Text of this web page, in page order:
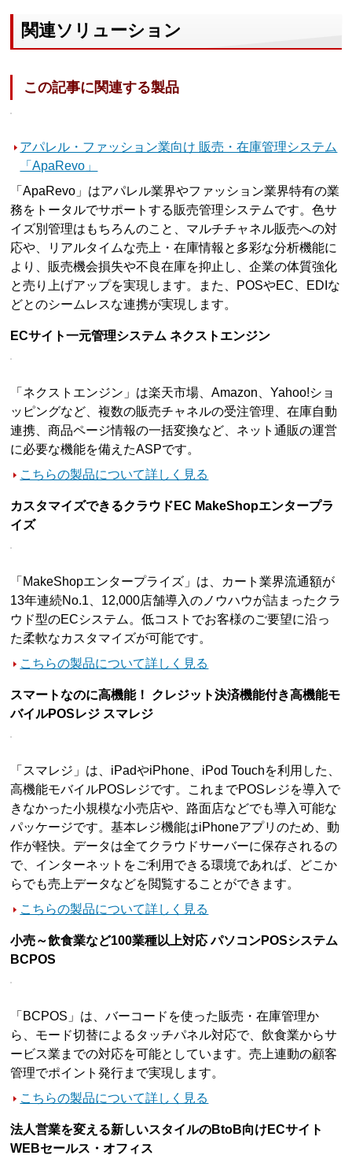
関連ソリューション
この記事に関連する製品
アパレル・ファッション業向け 販売・在庫管理システム
「ApaRevo」
「ApaRevo」はアパレル業界やファッション業界特有の業
務をトータルでサポートする販売管理システムです。色サ
イズ別管理はもちろんのこと、マルチチャネル販売への対
応や、リアルタイムな売上・在庫情報と多彩な分析機能に
より、販売機会損失や不良在庫を抑止し、企業の体質強化
と売り上げアップを実現します。また、POSやEC、EDIな
どとのシームレスな連携が実現します。
ECサイト一元管理システム ネクストエンジン
「ネクストエンジン」は楽天市場、Amazon、Yahoo!ショ
ッピングなど、複数の販売チャネルの受注管理、在庫自動
連携、商品ページ情報の一括変換など、ネット通販の運営
に必要な機能を備えたASPです。
こちらの製品について詳しく見る
カスタマイズできるクラウドEC MakeShopエンタープラ
イズ
「MakeShopエンタープライズ」は、カート業界流通額が
13年連続No.1、12,000店舗導入のノウハウが詰まったクラ
ウド型のECシステム。低コストでお客様のご要望に沿っ
た柔軟なカスタマイズが可能です。
こちらの製品について詳しく見る
スマートなのに高機能！ クレジット決済機能付き高機能モ
バイルPOSレジ スマレジ
「スマレジ」は、iPadやiPhone、iPod Touchを利用した、
高機能モバイルPOSレジです。これまでPOSレジを導入で
きなかった小規模な小売店や、路面店などでも導入可能な
パッケージです。基本レジ機能はiPhoneアプリのため、動
作が軽快。データは全てクラウドサーバーに保存されるの
で、インターネットをご利用できる環境であれば、どこか
らでも売上データなどを閲覧することができます。
こちらの製品について詳しく見る
小売～飲食業など100業種以上対応 パソコンPOSシステム
BCPOS
「BCPOS」は、バーコードを使った販売・在庫管理か
ら、モード切替によるタッチパネル対応で、飲食業からサ
ービス業までの対応を可能としています。売上連動の顧客
管理でポイント発行まで実現します。
こちらの製品について詳しく見る
法人営業を変える新しいスタイルのBtoB向けECサイト
WEBセールス・オフィス